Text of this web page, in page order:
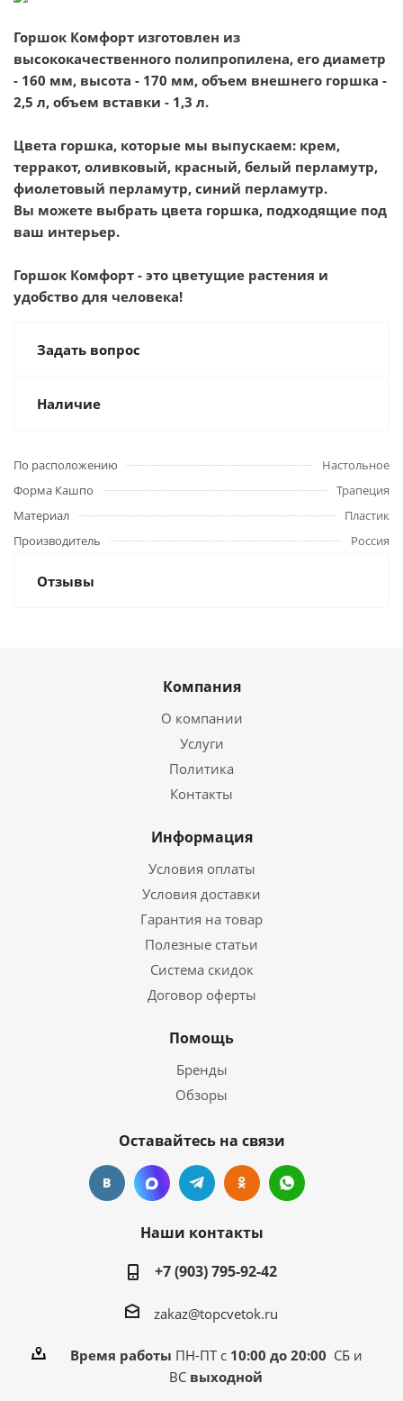
Горшок Комфорт изготовлен из
высококачественного полипропилена, его диаметр
- 160 мм, высота - 170 мм, объем внешнего горшка -
2,5 л, объем вставки - 1,3 л.
Цвета горшка, которые мы выпускаем: крем,
терракот, оливковый, красный, белый перламутр,
фиолетовый перламутр, синий перламутр.
Вы можете выбрать цвета горшка, подходящие под
ваш интерьер.
Горшок Комфорт - это цветущие растения и
удобство для человека!
Задать вопрос
Наличие
По расположению
Настольное
Форма Кашпо
Трапеция
Материал
Пластик
Производитель
Россия
Отзывы
Компания
О компании
Услуги
Политика
Контакты
Информация
Условия оплаты
Условия доставки
Гарантия на товар
Полезные статьи
Система скидок
Договор оферты
Помощь
Бренды
Обзоры
Оставайтесь на связи
Наши контакты
+7 (903) 795-92-42
zakaz@topcvetok.ru
Время работы ПН-ПТ с 10:00 до 20:00 СБ и
ВС выходной